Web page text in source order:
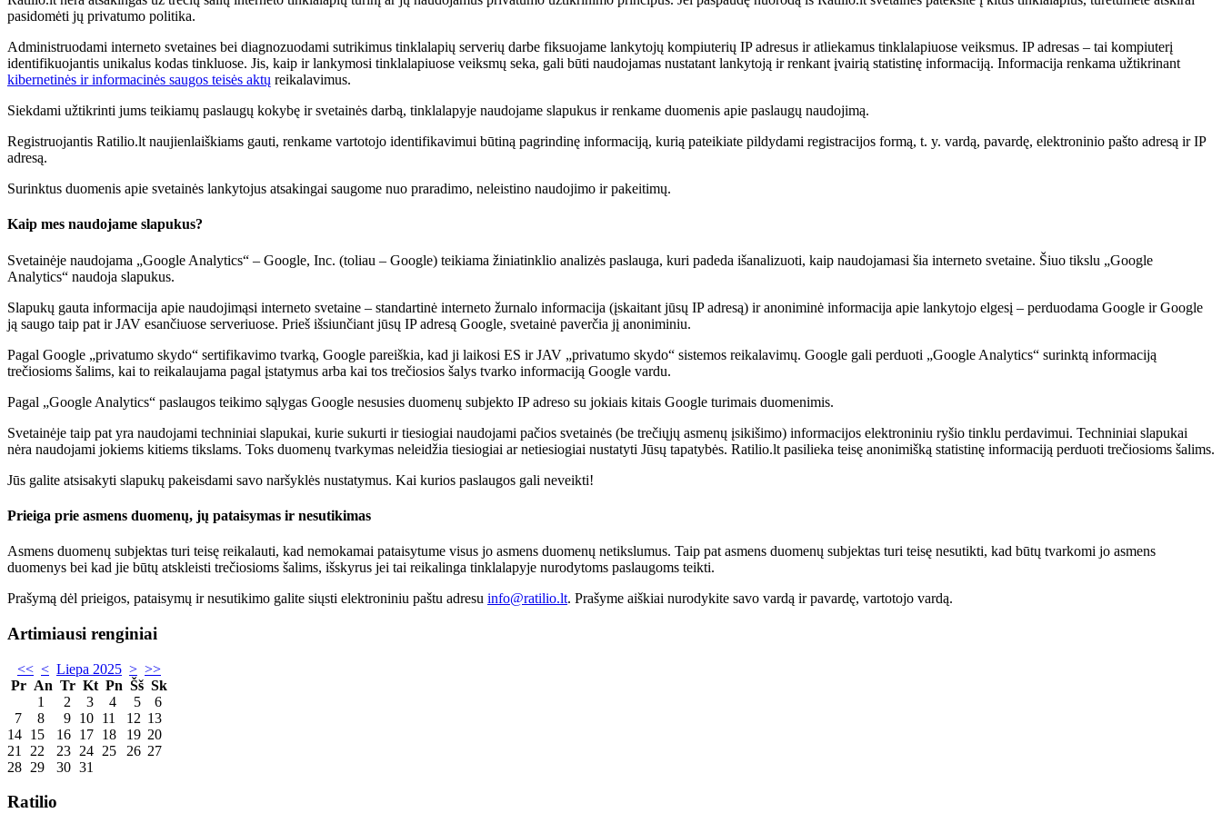
pasidomėti jų privatumo politika.
Administruodami interneto svetaines bei diagnozuodami sutrikimus tinklalapių serverių darbe fiksuojame lankytojų kompiuterių IP adresus ir atliekamus tinklalapiuose veiksmus. IP adresas – tai kompiuterį
identifikuojantis unikalus kodas tinkluose. Jis, kaip ir lankymosi tinklalapiuose veiksmų seka, gali būti naudojamas nustatant lankytoją ir renkant įvairią statistinę informaciją. Informacija renkama užtikrinant
kibernetinės ir informacinės saugos teisės aktų reikalavimus.
Siekdami užtikrinti jums teikiamų paslaugų kokybę ir svetainės darbą, tinklalapyje naudojame slapukus ir renkame duomenis apie paslaugų naudojimą.
Registruojantis Ratilio.lt naujienlaiškiams gauti, renkame vartotojo identifikavimui būtiną pagrindinę informaciją, kurią pateikiate pildydami registracijos formą, t. y. vardą, pavardę, elektroninio pašto adresą ir IP
adresą.
Surinktus duomenis apie svetainės lankytojus atsakingai saugome nuo praradimo, neleistino naudojimo ir pakeitimų.
Kaip mes naudojame slapukus?
Svetainėje naudojama „Google Analytics“ – Google, Inc. (toliau – Google) teikiama žiniatinklio analizės paslauga, kuri padeda išanalizuoti, kaip naudojamasi šia interneto svetaine. Šiuo tikslu „Google
Analytics“ naudoja slapukus.
Slapukų gauta informacija apie naudojimąsi interneto svetaine – standartinė interneto žurnalo informacija (įskaitant jūsų IP adresą) ir anoniminė informacija apie lankytojo elgesį – perduodama Google ir Google
ją saugo taip pat ir JAV esančiuose serveriuose. Prieš išsiunčiant jūsų IP adresą Google, svetainė paverčia jį anoniminiu.
Pagal Google „privatumo skydo“ sertifikavimo tvarką, Google pareiškia, kad ji laikosi ES ir JAV „privatumo skydo“ sistemos reikalavimų. Google gali perduoti „Google Analytics“ surinktą informaciją
trečiosioms šalims, kai to reikalaujama pagal įstatymus arba kai tos trečiosios šalys tvarko informaciją Google vardu.
Pagal „Google Analytics“ paslaugos teikimo sąlygas Google nesusies duomenų subjekto IP adreso su jokiais kitais Google turimais duomenimis.
Svetainėje taip pat yra naudojami techniniai slapukai, kurie sukurti ir tiesiogiai naudojami pačios svetainės (be trečiųjų asmenų įsikišimo) informacijos elektroniniu ryšio tinklu perdavimui. Techniniai slapukai
nėra naudojami jokiems kitiems tikslams. Toks duomenų tvarkymas neleidžia tiesiogiai ar netiesiogiai nustatyti Jūsų tapatybės. Ratilio.lt pasilieka teisę anonimišką statistinę informaciją perduoti trečiosioms šalims.
Jūs galite atsisakyti slapukų pakeisdami savo naršyklės nustatymus. Kai kurios paslaugos gali neveikti!
Prieiga prie asmens duomenų, jų pataisymas ir nesutikimas
Asmens duomenų subjektas turi teisę reikalauti, kad nemokamai pataisytume visus jo asmens duomenų netikslumus. Taip pat asmens duomenų subjektas turi teisę nesutikti, kad būtų tvarkomi jo asmens
duomenys bei kad jie būtų atskleisti trečiosioms šalims, išskyrus jei tai reikalinga tinklalapyje nurodytoms paslaugoms teikti.
Prašymą dėl prieigos, pataisymų ir nesutikimo galite siųsti elektroniniu paštu adresu info@ratilio.lt. Prašyme aiškiai nurodykite savo vardą ir pavardę, vartotojo vardą.
Artimiausi renginiai
<< < Liepa 2025 > >>
Pr An Tr Kt Pn Šš Sk
1
2 3 4 5
6
7
8 9 10 11 12 13
14 15 16 17 18 19 20
21
22 23 24 25 26 27
28 29 30 31
Ratilio